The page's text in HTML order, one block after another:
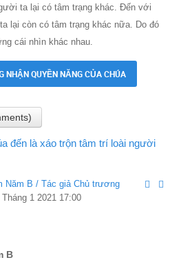
ta lại có tâm trạng khác. Đến với
lại còn có tâm trạng khác nữa. Do đó
cái nhìn khác nhau.
NHẬN QUYỀN NĂNG CỦA CHÚA
đến là xáo trộn tâm trí loài người
Năm B / Tác giả Chủ trương
1 2021 17:00
B